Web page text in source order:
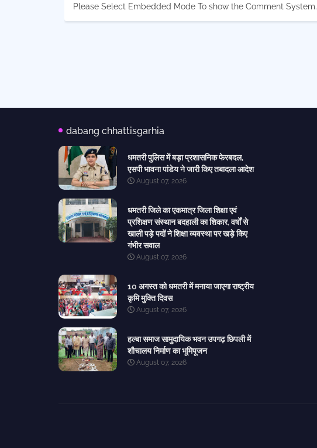
Please Select Embedded Mode To show the Comment System.
dabang chhattisgarhia
धमतरी पुलिस में बड़ा प्रशासनिक फेरबदल,
एसपी भावना पांडेय ने जारी किए तबादला आदेश
August 07, 2026
धमतरी जिले का एकमात्र जिला शिक्षा एवं
प्रशिक्षण संस्थान बदहाली का शिकार, वर्षों से
खाली पड़े पदों ने शिक्षा व्यवस्था पर खड़े किए
गंभीर सवाल
August 07, 2026
10 अगस्त को धमतरी में मनाया जाएगा राष्ट्रीय
कृमि मुक्ति दिवस
August 07, 2026
हल्बा समाज सामुदायिक भवन उपगढ़ छिपली में
शौचालय निर्माण का भूमिपूजन
August 07, 2026